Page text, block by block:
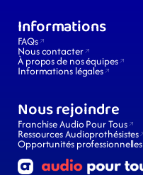
Informations
FAQs
Nous contacter
À propos de nos équipes
Informations légales
Nous rejoindre
Franchise Audio Pour Tous
Ressources Audioprothésistes
Opportunités professionnelles